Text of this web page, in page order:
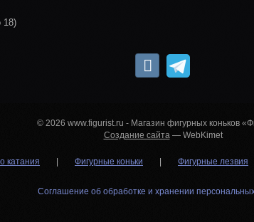
18)
© 2026 www.figurist.ru - Магазин фигурных коньков
Создание сайта — WebKimet
катания | Фигурные коньки | Фигурные лезвия
Соглашение об обработке и хранении